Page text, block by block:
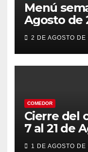
Menú
Agosto de
2 DE AGOSTO DE
COMEDOR
Cierre del
7 al 21 de
vacaciones
1 DE AGOSTO DE